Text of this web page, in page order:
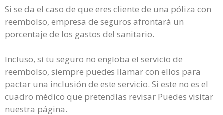
Si se da el caso de que eres cliente de una póliza con
reembolso, empresa de seguros afrontará un
porcentaje de los gastos del sanitario.
Incluso, si tu seguro no engloba el servicio de
reembolso, siempre puedes llamar con ellos para
pactar una inclusión de este servicio. Si este no es el
cuadro médico que pretendías revisar Puedes visitar
nuestra página.